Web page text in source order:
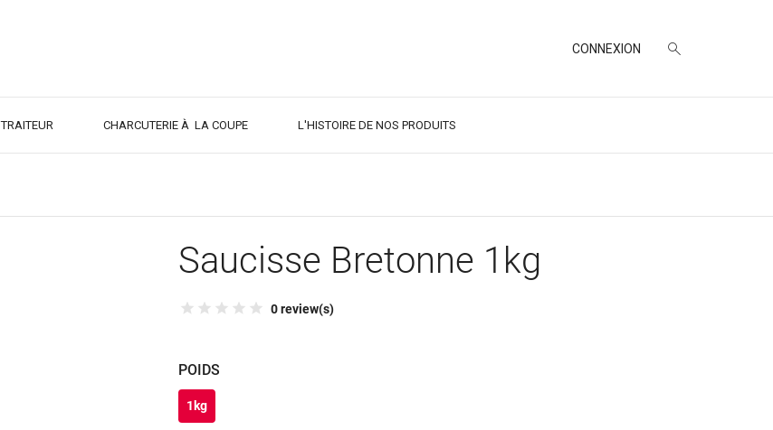
CONNEXION
TRAITEUR CHARCUTERIE À LA COUPE L'HISTOIRE DE NOS PRODUITS
Saucisse Bretonne 1kg
0 review(s)
POIDS
1kg